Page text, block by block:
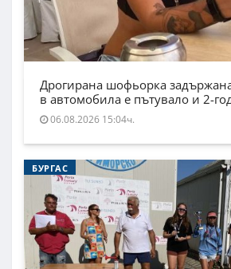
Дрогирана шофьорка
в автомобила е пътувало и 2-
06.08.2026 15:04ч.
БУРГАС